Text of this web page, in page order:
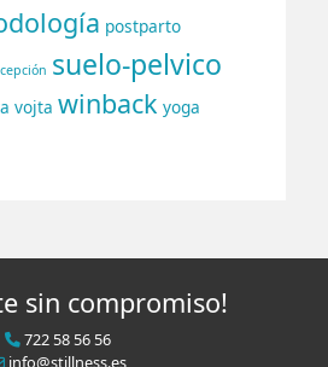
postparto
suelo-pelvico
vojta winback yoga
sin compromiso!
722 58 56 56
info@stillness.es